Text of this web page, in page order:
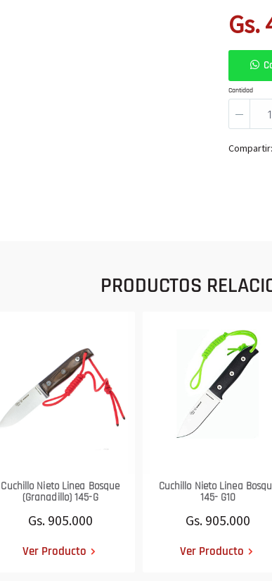
Gs.
Cantidad
Compartir:
PRODUCTOS
Cuchillo Nieto Linea Bosque
(Granadillo) 145-G
Gs. 905.000
Ver Producto
Cuchillo Nieto Linea
145- G10
Gs. 905.000
Ver Producto